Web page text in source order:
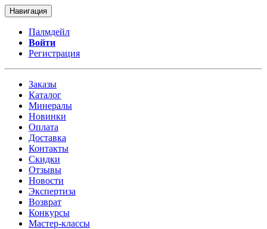
Навигация
Палмдейл
Войти
Регистрация
Заказы
Каталог
Минералы
Новинки
Оплата
Доставка
Контакты
Скидки
Отзывы
Новости
Экспертиза
Возврат
Конкурсы
Мастер-классы